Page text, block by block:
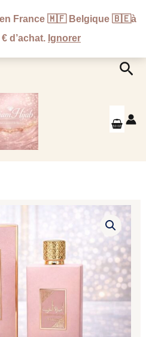
en France 🇲🇫 Belgique 🇧🇪à
d’achat. Ignorer